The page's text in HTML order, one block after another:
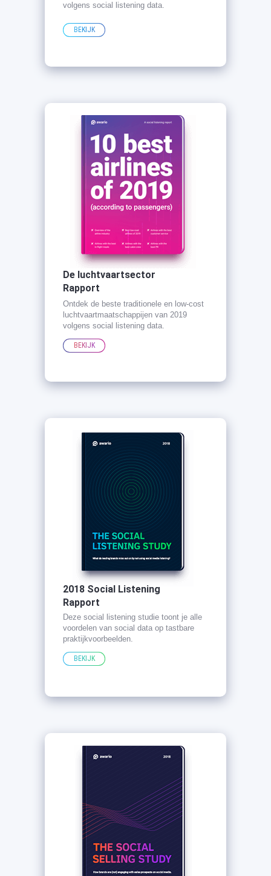
volgens social listening data.
BEKIJK
De luchtvaartsector
Rapport
Ontdek de beste traditionele en low-cost
luchtvaartmaatschappijen van 2019
volgens social listening data.
BEKIJK
2018 Social Listening
Rapport
Deze social listening studie toont je alle
voordelen van social data op tastbare
praktijkvoorbeelden.
BEKIJK